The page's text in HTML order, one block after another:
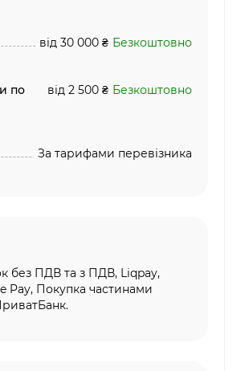
від 30 000 ₴ Безкоштовно
по від 2 500 ₴ Безкоштовно
За тарифами перевізника
без ПДВ та з ПДВ, Liqpay,
Pay, Покупка частинами